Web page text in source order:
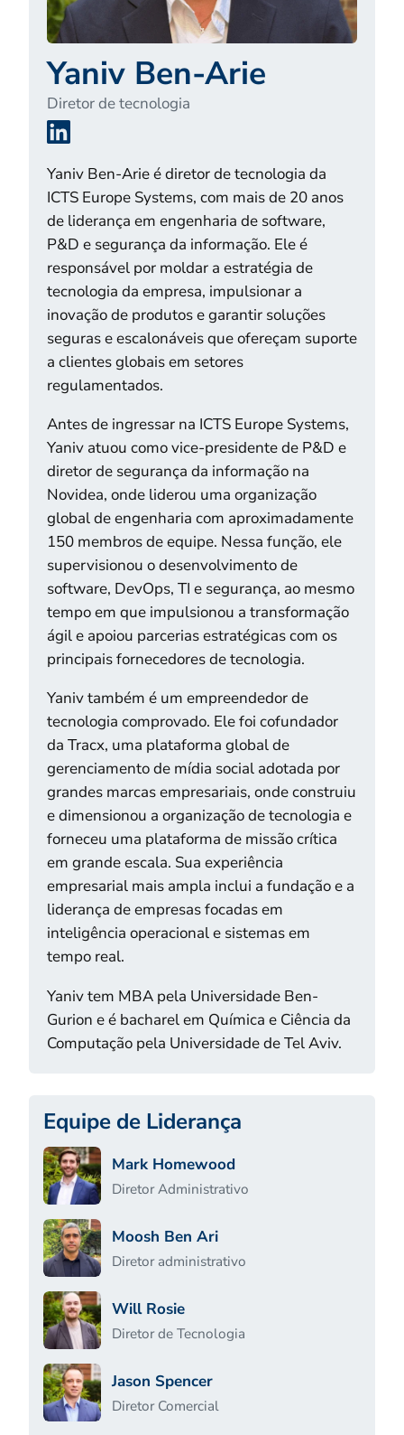
Yaniv Ben-Arie
Diretor de tecnologia
LinkedIn
Yaniv Ben-Arie é diretor de tecnologia da
ICTS Europe Systems, com mais de 20 anos
de liderança em engenharia de software,
P&D e segurança da informação. Ele é
responsável por moldar a estratégia de
tecnologia da empresa, impulsionar a
inovação de produtos e garantir soluções
seguras e escalonáveis que ofereçam suporte
a clientes globais em setores
regulamentados.
Antes de ingressar na ICTS Europe Systems,
Yaniv atuou como vice-presidente de P&D e
diretor de segurança da informação na
Novidea, onde liderou uma organização
global de engenharia com aproximadamente
150 membros de equipe. Nessa função, ele
supervisionou o desenvolvimento de
software, DevOps, TI e segurança, ao mesmo
tempo em que impulsionou a transformação
ágil e apoiou parcerias estratégicas com os
principais fornecedores de tecnologia.
Yaniv também é um empreendedor de
tecnologia comprovado. Ele foi cofundador
da Tracx, uma plataforma global de
gerenciamento de mídia social adotada por
grandes marcas empresariais, onde construiu
e dimensionou a organização de tecnologia e
forneceu uma plataforma de missão crítica
em grande escala. Sua experiência
empresarial mais ampla inclui a fundação e a
liderança de empresas focadas em
inteligência operacional e sistemas em
tempo real.
Yaniv tem MBA pela Universidade Ben-
Gurion e é bacharel em Química e Ciência da
Computação pela Universidade de Tel Aviv.
Equipe de Liderança
Mark Homewood
Diretor Administrativo
Moosh Ben Ari
Diretor administrativo
Will Rosie
Diretor de Tecnologia
Jason Spencer
Diretor Comercial